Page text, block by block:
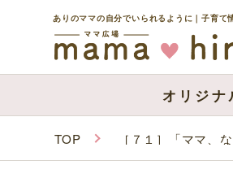
ありのママの自分でいられるように｜子育て
オリジナ
TOP ［７１］「ママ、